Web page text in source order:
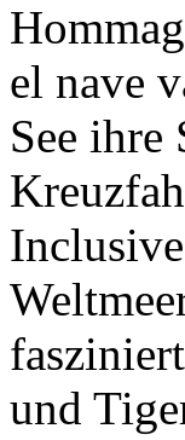
el nave
See ihre
und